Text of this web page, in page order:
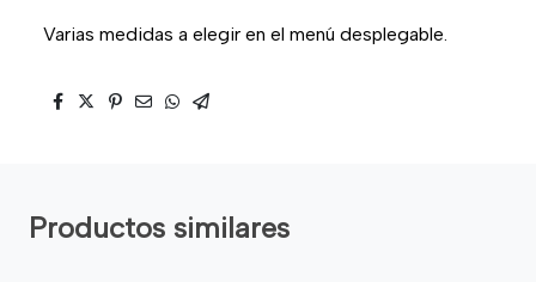
Varias medidas a elegir en el menú desplegable.
Productos similares